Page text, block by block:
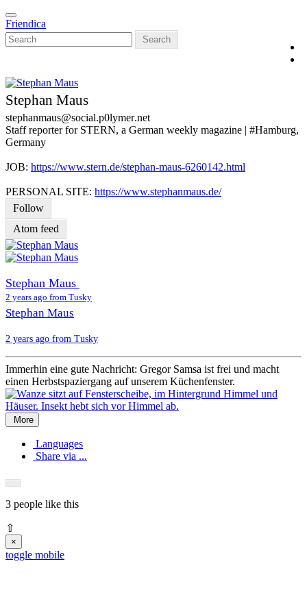
Skip
to
main
content
Toggle
navigation
Friendica
Search
Stephan Maus
stephanmaus@social.p0lymer.net
Staff reporter for STERN, a German weekly magazine | #Hamburg,
Germany
JOB: https://www.stern.de/stephan-maus-6260142.html
PERSONAL SITE: https://www.stephanmaus.de/
Follow
Atom feed
Stephan Maus
2 years ago from Tusky
Stephan Maus
2 years ago from Tusky
Immerhin eine gute Nachricht: Gregor Samsa ist frei und macht
einen Herbstspaziergang auf unserem Küchenfenster.
More
Languages
Share via ...
3 people like this
⇧
×
toggle mobile